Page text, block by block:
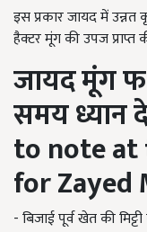
इस प्रकार जायद में
हैक्टर मूंग की उपज प्राप्त
जायद मूंग
समय ध्यान
to note
for Zayed
- बिजाई पूर्व खेत की